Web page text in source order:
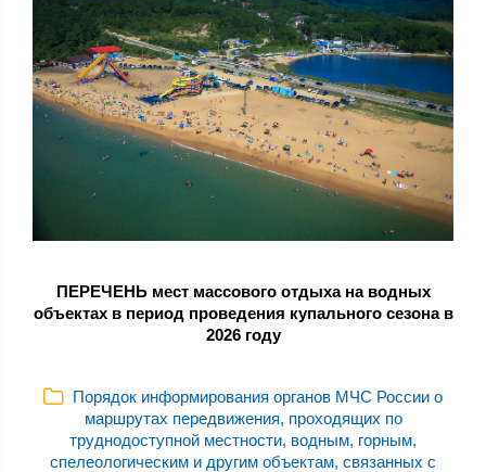
ПЕРЕЧЕНЬ мест массового отдыха на водных
объектах в период проведения купального сезона в
2026 году
Порядок информирования органов МЧС России о
маршрутах передвижения, проходящих по
труднодоступной местности, водным, горным,
спелеологическим и другим объектам, связанных с